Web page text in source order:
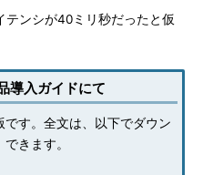
ンシが40ミリ秒だったと仮
入ガイドにて
です。全文は、以下でダウン
きます。